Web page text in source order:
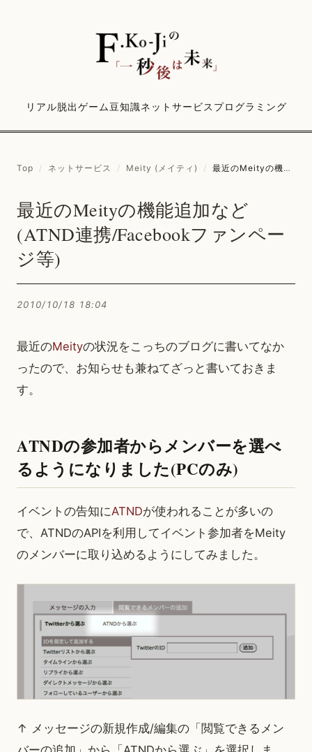
リアル脱出ゲーム豆知識ネットサービス プログラミング
Top / ネットサービス / Meity (メイティ) / 最近のMeityの機能追加など(ATND連携/Facebookファンページ等)
最近のMeityの機能追加など
(ATND連携/Facebookファンペー
ジ等)
2010/10/18 18:04
最近のMeityの状況をこっちのブログに書いてなか
ったので、お知らせも兼ねてざっと書いておきま
す。
ATNDの参加者からメンバーを選べ
るようになりました(PCのみ)
イベントの告知にATNDが使われることが多いの
で、ATNDのAPIを利用してイベント参加者をMeity
のメンバーに取り込めるようにしてみました。
↑ メッセージの新規作成/編集の「閲覧できるメン